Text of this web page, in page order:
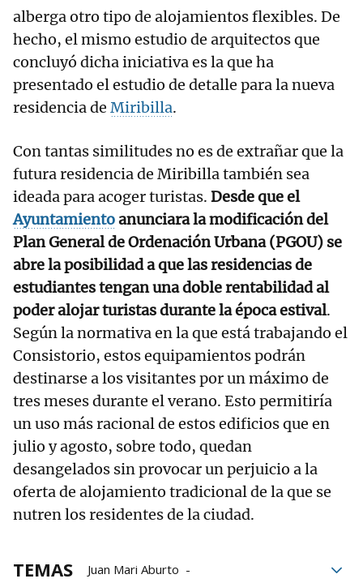
alberga otro tipo de alojamientos flexibles. De
hecho, el mismo estudio de arquitectos que
concluyó dicha iniciativa es la que ha
presentado el estudio de detalle para la nueva
residencia de Miribilla.
Con tantas similitudes no es de extrañar que la
futura residencia de Miribilla también sea
ideada para acoger turistas. Desde que el
Ayuntamientoanunciara la modificación del
Plan General de Ordenación Urbana (PGOU) se
abre la posibilidad a que las residencias de
estudiantes tengan una doble rentabilidad al
poder alojar turistas durante la época estival.
Según la normativa en la que está trabajando el
Consistorio, estos equipamientos podrán
destinarse a los visitantes por un máximo de
tres meses durante el verano. Esto permitiría
un uso más racional de estos edificios que en
julio y agosto, sobre todo, quedan
desangelados sin provocar un perjuicio a la
oferta de alojamiento tradicional de la que se
nutren los residentes de la ciudad.
TEMAS
Juan Mari Aburto